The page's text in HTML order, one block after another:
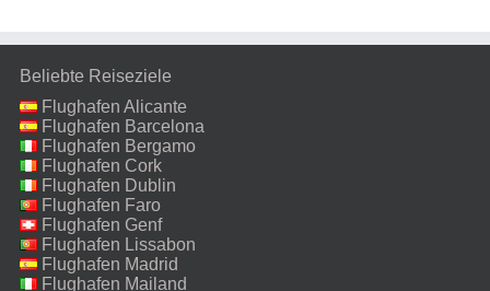
Beliebte Reiseziele
Flughafen Alicante
Flughafen Barcelona
Flughafen Bergamo
Flughafen Cork
Flughafen Dublin
Flughafen Faro
Flughafen Genf
Flughafen Lissabon
Flughafen Madrid
Flughafen Mailand